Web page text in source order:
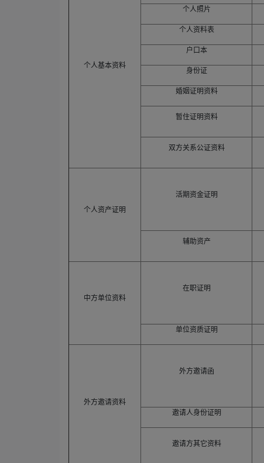
个人基本资料
个人照片
个人资料表
户口本
身份证
婚姻证明资料
暂住证明资料
双方关系公证资料
个人资产证明
活期资金证明
辅助资产
中方单位资料
在职证明
单位资质证明
外方邀请资料
外方邀请函
邀请人身份证明
邀请方其它资料